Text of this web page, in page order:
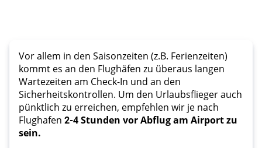
Vor allem in den Saisonzeiten (z.B. Ferienzeiten)
kommt es an den Flughäfen zu überaus langen
Wartezeiten am Check-In und an den
Sicherheitskontrollen. Um den Urlaubsflieger auch
pünktlich zu erreichen, empfehlen wir je nach
Flughafen 2-4 Stunden vor Abflug am Airport zu
sein.